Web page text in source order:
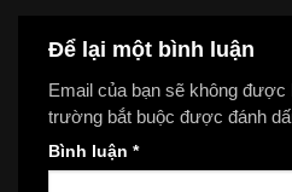
Để lại một bình luận
Email của bạn sẽ không được
trường bắt buộc được đánh
Bình luận *